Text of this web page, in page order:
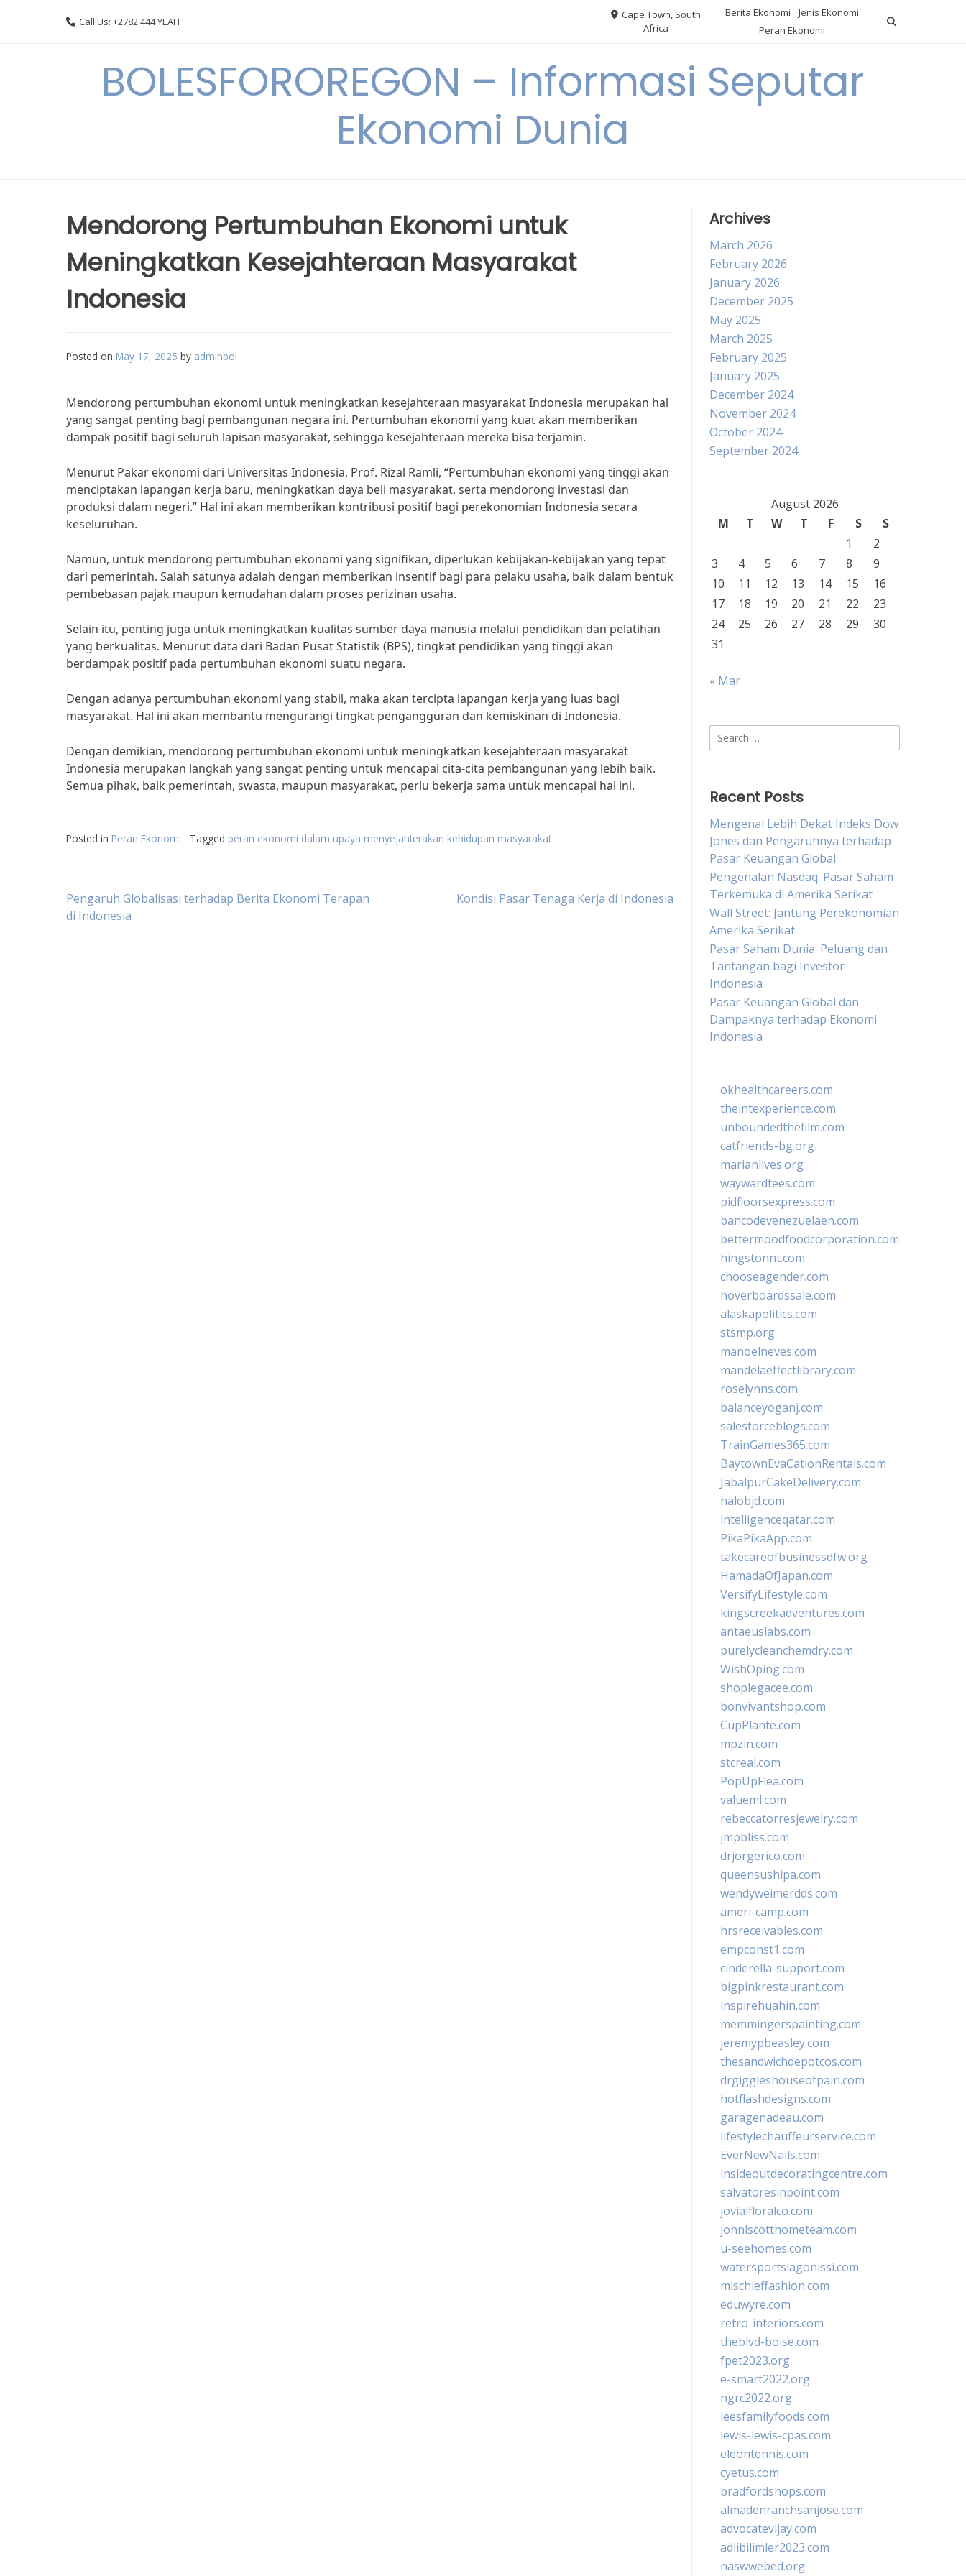
Call Us: +2782 444 YEAH
Cape Town, South
Africa
Berita Ekonomi
Jenis Ekonomi
Peran Ekonomi
BOLESFOROREGON – Informasi Seputar
Ekonomi Dunia
Mendorong Pertumbuhan Ekonomi untuk
Meningkatkan Kesejahteraan Masyarakat
Indonesia
Posted on May 17, 2025 by adminbol
Mendorong pertumbuhan ekonomi untuk meningkatkan kesejahteraan masyarakat Indonesia merupakan hal
yang sangat penting bagi pembangunan negara ini. Pertumbuhan ekonomi yang kuat akan memberikan
dampak positif bagi seluruh lapisan masyarakat, sehingga kesejahteraan mereka bisa terjamin.
Menurut Pakar ekonomi dari Universitas Indonesia, Prof. Rizal Ramli, “Pertumbuhan ekonomi yang tinggi akan
menciptakan lapangan kerja baru, meningkatkan daya beli masyarakat, serta mendorong investasi dan
produksi dalam negeri.” Hal ini akan memberikan kontribusi positif bagi perekonomian Indonesia secara
keseluruhan.
Namun, untuk mendorong pertumbuhan ekonomi yang signifikan, diperlukan kebijakan-kebijakan yang tepat
dari pemerintah. Salah satunya adalah dengan memberikan insentif bagi para pelaku usaha, baik dalam bentuk
pembebasan pajak maupun kemudahan dalam proses perizinan usaha.
Selain itu, penting juga untuk meningkatkan kualitas sumber daya manusia melalui pendidikan dan pelatihan
yang berkualitas. Menurut data dari Badan Pusat Statistik (BPS), tingkat pendidikan yang tinggi akan
berdampak positif pada pertumbuhan ekonomi suatu negara.
Dengan adanya pertumbuhan ekonomi yang stabil, maka akan tercipta lapangan kerja yang luas bagi
masyarakat. Hal ini akan membantu mengurangi tingkat pengangguran dan kemiskinan di Indonesia.
Dengan demikian, mendorong pertumbuhan ekonomi untuk meningkatkan kesejahteraan masyarakat
Indonesia merupakan langkah yang sangat penting untuk mencapai cita-cita pembangunan yang lebih baik.
Semua pihak, baik pemerintah, swasta, maupun masyarakat, perlu bekerja sama untuk mencapai hal ini.
Posted in Peran Ekonomi Tagged peran ekonomi dalam upaya menyejahterakan kehidupan masyarakat
Post
Pengaruh Globalisasi terhadap Berita Ekonomi Terapan
di Indonesia
Kondisi Pasar Tenaga Kerja di Indonesia
Archives
March 2026
February 2026
January 2026
December 2025
May 2025
March 2025
February 2025
January 2025
December 2024
November 2024
October 2024
September 2024
August 2026
M
T W T F S
S
1
2
3
4 5 6 7 8
9
10
11 12 13 14 15
16
17
18 19 20 21 22
23
24
25 26 27 28 29
30
31
« Mar
Search
for:
Recent Posts
Mengenal Lebih Dekat Indeks Dow
Jones dan Pengaruhnya terhadap
Pasar Keuangan Global
Pengenalan Nasdaq: Pasar Saham
Terkemuka di Amerika Serikat
Wall Street: Jantung Perekonomian
Amerika Serikat
Pasar Saham Dunia: Peluang dan
Tantangan bagi Investor
Indonesia
Pasar Keuangan Global dan
Dampaknya terhadap Ekonomi
Indonesia
okhealthcareers.com
theintexperience.com
unboundedthefilm.com
catfriends-bg.org
marianlives.org
waywardtees.com
pidfloorsexpress.com
bancodevenezuelaen.com
bettermoodfoodcorporation.com
hingstonnt.com
chooseagender.com
hoverboardssale.com
alaskapolitics.com
stsmp.org
manoelneves.com
mandelaeffectlibrary.com
roselynns.com
balanceyoganj.com
salesforceblogs.com
TrainGames365.com
BaytownEvaCationRentals.com
JabalpurCakeDelivery.com
halobjd.com
intelligenceqatar.com
PikaPikaApp.com
takecareofbusinessdfw.org
HamadaOfJapan.com
VersifyLifestyle.com
kingscreekadventures.com
antaeuslabs.com
purelycleanchemdry.com
WishOping.com
shoplegacee.com
bonvivantshop.com
CupPlante.com
mpzin.com
stcreal.com
PopUpFlea.com
valueml.com
rebeccatorresjewelry.com
jmpbliss.com
drjorgerico.com
queensushipa.com
wendyweimerdds.com
ameri-camp.com
hrsreceivables.com
empconst1.com
cinderella-support.com
bigpinkrestaurant.com
inspirehuahin.com
memmingerspainting.com
jeremypbeasley.com
thesandwichdepotcos.com
drgiggleshouseofpain.com
hotflashdesigns.com
garagenadeau.com
lifestylechauffeurservice.com
EverNewNails.com
insideoutdecoratingcentre.com
salvatoresinpoint.com
jovialfloralco.com
johnlscotthometeam.com
u-seehomes.com
watersportslagonissi.com
mischieffashion.com
eduwyre.com
retro-interiors.com
theblvd-boise.com
fpet2023.org
e-smart2022.org
ngrc2022.org
leesfamilyfoods.com
lewis-lewis-cpas.com
eleontennis.com
cyetus.com
bradfordshops.com
almadenranchsanjose.com
advocatevijay.com
adlibilimler2023.com
naswwebed.org